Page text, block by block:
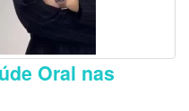
Oral nas